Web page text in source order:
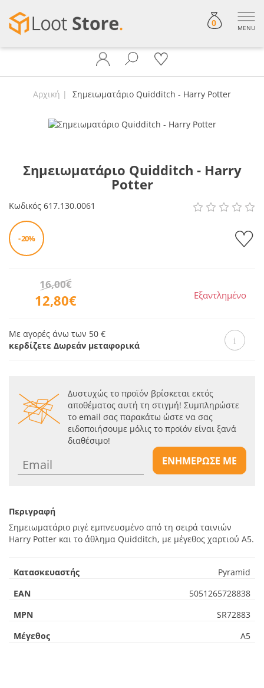
0 MENU
Αρχική Σημειωματάριο Quidditch - Harry Potter
Σημειωματάριο Quidditch - Harry
Potter
Κωδικός 617.130.0061
- 20%
12,80€
16,00€
Εξαντλημένο
Με αγορές άνω των 50 €
κερδίζετε Δωρεάν μεταφορικά
Δυστυχώς το προϊόν βρίσκεται εκτός
αποθέματος αυτή τη στιγμή! Συμπληρώστε
το email σας παρακάτω ώστε να σας
ειδοποιήσουμε μόλις το προϊόν είναι ξανά
διαθέσιμο!
ΕΝΗΜΕΡΩΣΕ ΜΕ
Περιγραφή
Σημειωματάριο ριγέ εμπνευσμένο από τη σειρά ταινιών
Harry Potter και το άθλημα Quidditch, με μέγεθος χαρτιού Α5.
Κατασκευαστής
Pyramid
EAN
5051265728838
MPN
SR72883
Μέγεθος
Α5